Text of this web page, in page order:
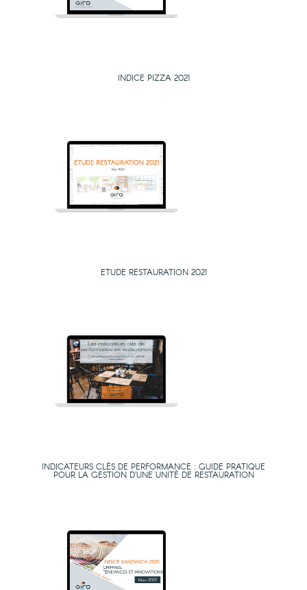
INDICE PIZZA 2021
ETUDE RESTAURATION 2021
INDICATEURS CLÉS DE PERFORMANCE : GUIDE PRATIQUE
POUR LA GESTION D’UNE UNITÉ DE RESTAURATION